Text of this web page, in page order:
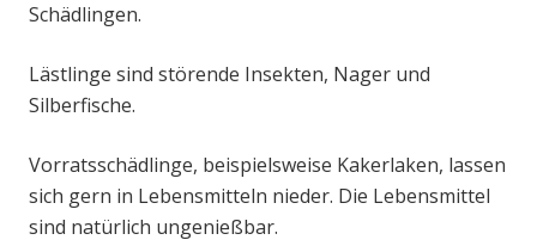
Schädlingen.
Lästlinge sind störende Insekten, Nager und
Silberfische.
Vorratsschädlinge, beispielsweise Kakerlaken, lassen
sich gern in Lebensmitteln nieder. Die Lebensmittel
sind natürlich ungenießbar.